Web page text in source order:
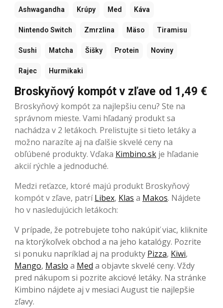
Ashwagandha Krúpy Med Káva
Nintendo Switch Zmrzlina Mäso Tiramisu
Sushi Matcha Šišky Protein Noviny
Rajec Hurmikaki
Broskyňový kompót v zľave od 1,49 €
Broskyňový kompót za najlepšiu cenu? Ste na
správnom mieste. Vami hľadaný produkt sa
nachádza v 2 letákoch. Prelistujte si tieto letáky a
možno narazíte aj na ďalšie skvelé ceny na
obľúbené produkty. Vďaka Kimbino.sk je hľadanie
akcií rýchle a jednoduché.
Medzi reťazce, ktoré majú produkt Broskyňový
kompót v zľave, patríLibex, Klas a Makos. Nájdete
ho v nasledujúcich letákoch:
V prípade, že potrebujete toho nakúpiť viac, kliknite
na ktorýkoľvek obchod a na jeho katalógy. Pozrite
si ponuku napríklad aj na produkty Pizza, Kiwi,
Mango, Maslo a Med a objavte skvelé ceny. Vždy
pred nákupom si pozrite akciové letáky. Na stránke
Kimbino nájdete aj v mesiaci August tie najlepšie
zľavy.